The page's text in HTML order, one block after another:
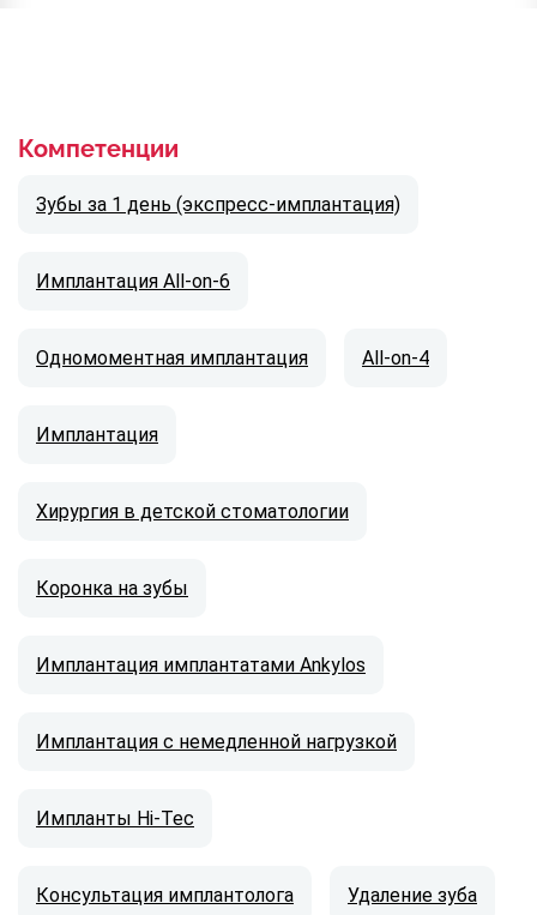
Компетенции
Зубы за 1 день (экспресс-имплантация)
Имплантация All-on-6
Одномоментная имплантация All-on-4
Имплантация
Хирургия в детской стоматологии
Коронка на зубы
Имплантация имплантатами Ankylos
Имплантация с немедленной нагрузкой
Импланты Hi-Tec
Консультация имплантолога Удаление зуба